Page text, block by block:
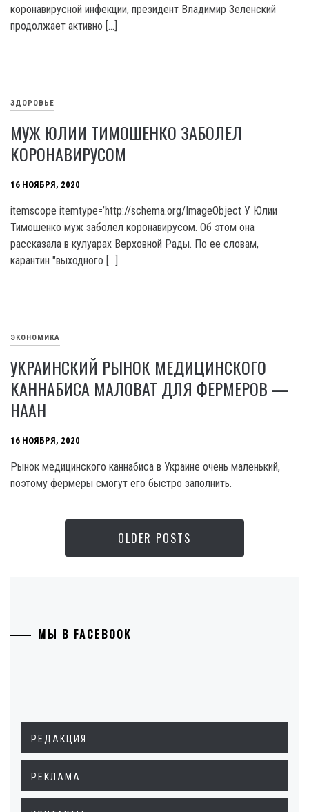
коронавирусной инфекции, президент Владимир Зеленский
продолжает активно […]
ЗДОРОВЬЕ
МУЖ ЮЛИИ ТИМОШЕНКО ЗАБОЛЕЛ
КОРОНАВИРУСОМ
16 НОЯБРЯ, 2020
itemscope itemtype=’http://schema.org/ImageObject У Юлии
Тимошенко муж заболел коронавирусом. Об этом она
рассказала в кулуарах Верховной Рады. По ее словам,
карантин "выходного […]
ЭКОНОМИКА
УКРАИНСКИЙ РЫНОК МЕДИЦИНСКОГО
КАННАБИСА МАЛОВАТ ДЛЯ ФЕРМЕРОВ —
НААН
16 НОЯБРЯ, 2020
Рынок медицинского каннабиса в Украине очень маленький,
поэтому фермеры смогут его быстро заполнить.
OLDER POSTS
МЫ В FACEBOOK
РЕДАКЦИЯ
РЕКЛАМА